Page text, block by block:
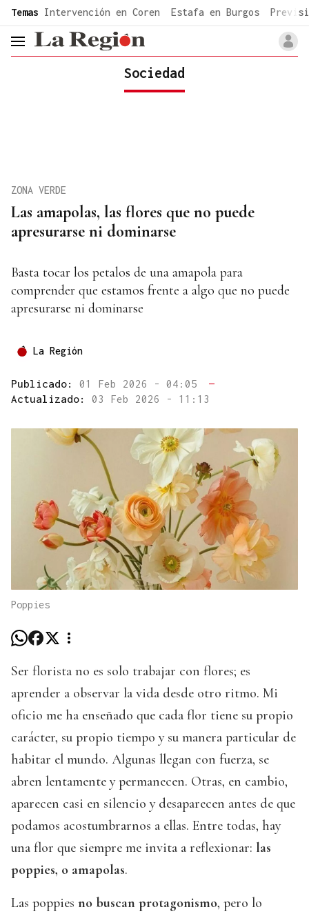
common.go-to-content
Temas Intervención en Coren Estafa en Burgos
header.menu.open
Sociedad
Las amapolas, las flores que no puede
apresurarse ni dominarse
ZONA VERDE
Basta tocar los petalos de una amapola para
comprender que estamos frente a algo que no puede
apresurarse ni dominarse
La Región
Publicado: 01 Feb 2026 - 04:05
—
Actualizado: 03 Feb 2026 - 11:13
Poppies
Ser florista no es solo trabajar con flores; es
aprender a observar la vida desde otro ritmo. Mi
oficio me ha enseñado que cada flor tiene su propio
carácter, su propio tiempo y su manera particular de
habitar el mundo. Algunas llegan con fuerza, se
abren lentamente y permanecen. Otras, en cambio,
aparecen casi en silencio y desaparecen antes de que
podamos acostumbrarnos a ellas. Entre todas, hay
una flor que siempre me invita a reflexionar: las
poppies, o amapolas.
Las poppies no buscan protagonismo, pero lo